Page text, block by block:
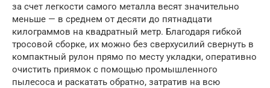
за счет легкости самого металла весят значительно
меньше — в среднем от десяти до пятнадцати
килограммов на квадратный метр. Благодаря гибкой
тросовой сборке, их можно без сверхусилий свернуть в
компактный рулон прямо по месту укладки, оперативно
очистить приямок с помощью промышленного
пылесоса и раскатать обратно, затратив на всю